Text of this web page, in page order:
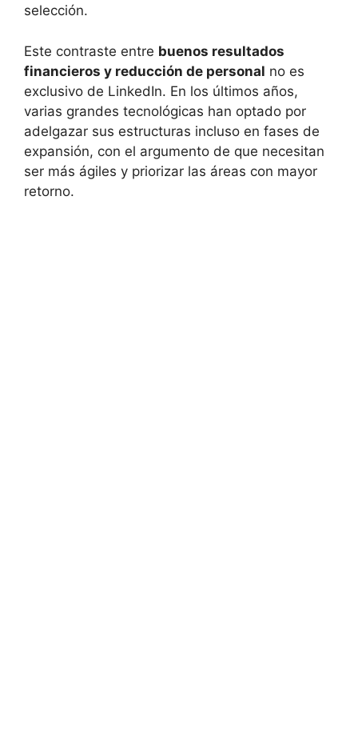
selección.
Este contraste entre buenos resultados
financieros y reducción de personal no es
exclusivo de LinkedIn. En los últimos años,
varias grandes tecnológicas han optado por
adelgazar sus estructuras incluso en fases de
expansión, con el argumento de que necesitan
ser más ágiles y priorizar las áreas con mayor
retorno.